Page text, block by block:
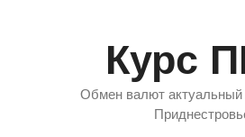
Курс
Обмен валют актуальный